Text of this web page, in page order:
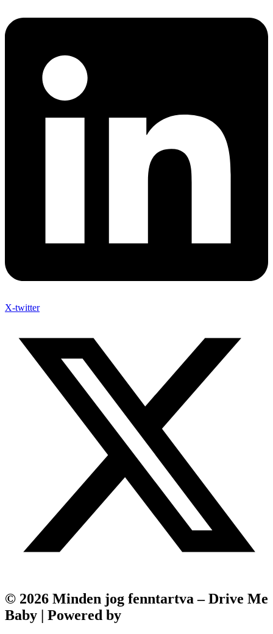
X-twitter
© 2026 Minden jog fenntartva – Drive Me
Baby | Powered by